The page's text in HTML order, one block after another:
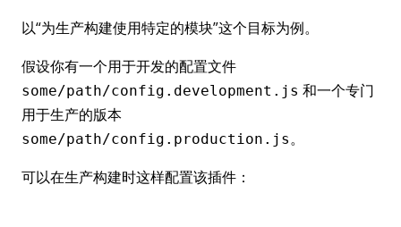
以“为生产构建使用特定的模块”这个目标为例。
假设你有一个用于开发的配置文件
some/path/config.development.js 和一个专门
用于生产的版本
some/path/config.production.js。
可以在生产构建时这样配置该插件：